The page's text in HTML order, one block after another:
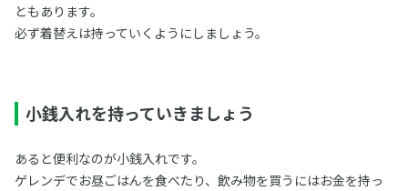
ともあります。
必ず着替えは持っていくようにしましょう。
小銭入れを持っていきましょう
あると便利なのが小銭入れです。
ゲレンデでお昼ごはんを食べたり、飲み物を買うにはお金を持っ